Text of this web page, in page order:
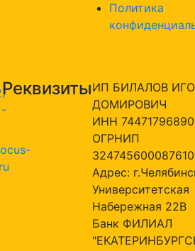
Политика
РеквизитыИП БИЛАЛОВ
ДОМИРОВИЧ
ИНН
ОГРНИП
324745600087610
Адрес:
Университетская
Набережная 22В
Банк ФИЛИАЛ